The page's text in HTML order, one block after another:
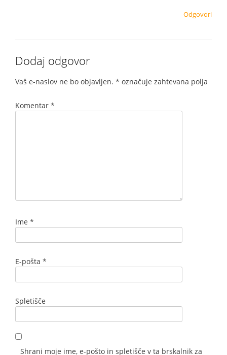
Odgovori
Dodaj odgovor
Vaš e-naslov ne bo objavljen. * označuje zahtevana polja
Komentar *
Ime *
E-pošta *
Spletišče
Shrani moje ime, e-pošto in spletišče v ta brskalnik za